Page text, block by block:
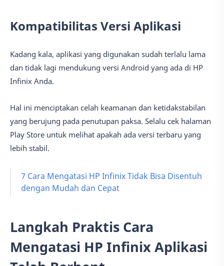
Kompatibilitas Versi Aplikasi
Kadang kala, aplikasi yang digunakan sudah terlalu lama
dan tidak lagi mendukung versi Android yang ada di HP
Infinix Anda.
Hal ini menciptakan celah keamanan dan ketidakstabilan
yang berujung pada penutupan paksa. Selalu cek halaman
Play Store untuk melihat apakah ada versi terbaru yang
lebih stabil.
7 Cara Mengatasi HP Infinix Tidak Bisa Disentuh
dengan Mudah dan Cepat
Langkah Praktis Cara
Mengatasi HP Infinix Aplikasi